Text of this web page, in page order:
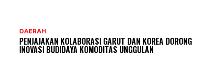
DAERAH
PENJAJAKAN KOLABORASI GARUT DAN KOREA DORONG
INOVASI BUDIDAYA KOMODITAS UNGGULAN